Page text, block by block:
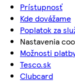
Prístupnosť
Kde dovážame
Poplatok za
Nastavenia
Možnosti
Tesco.sk
Clubcard